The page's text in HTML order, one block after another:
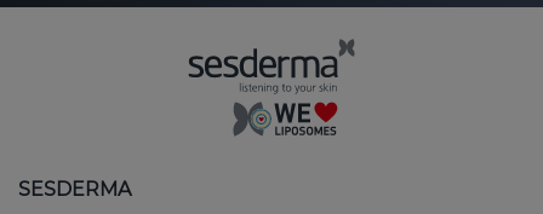
SESDERMA